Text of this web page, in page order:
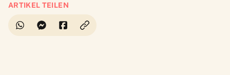
ARTIKEL TEILEN